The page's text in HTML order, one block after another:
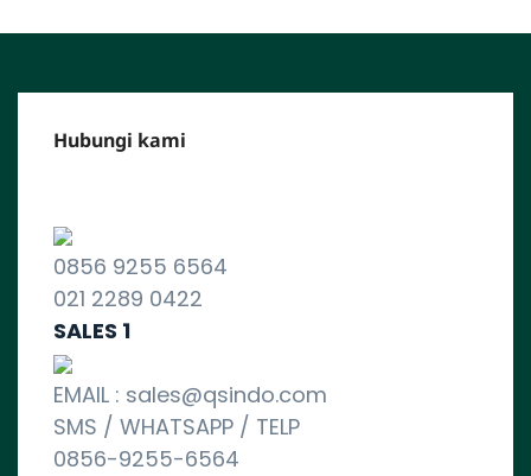
Hubungi kami
0856 9255 6564
021 2289 0422
SALES 1
EMAIL : sales@qsindo.com
SMS / WHATSAPP / TELP
0856-9255-6564